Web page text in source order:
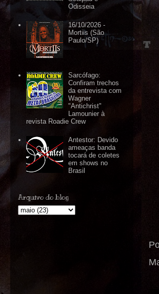
Odisseia
16/10/2026 -
Mortiis (São
Paulo/SP)
Sarcófago:
Confiram trechos
da entrevista com
Wagner
"Antichrist"
Lamounier à
revista Roadie Crew
Antestor: Devido
ameaças banda
tocará de coletes
em shows no
Brasil
Arquivo do blog